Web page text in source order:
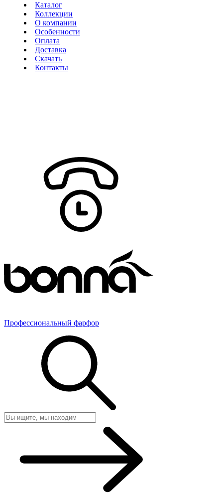
Каталог
Коллекции
О компании
Особенности
Оплата
Доставка
Скачать
Контакты
Профессиональный фарфор